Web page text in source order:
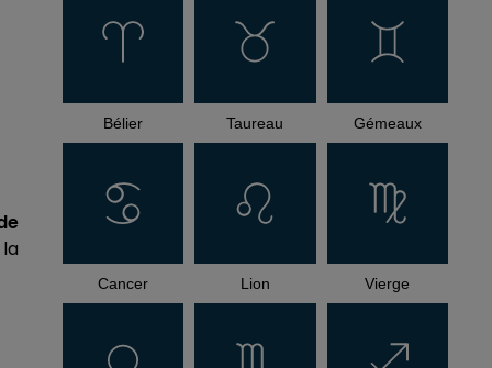
Bélier Taureau Gémeaux
Cancer Lion Vierge